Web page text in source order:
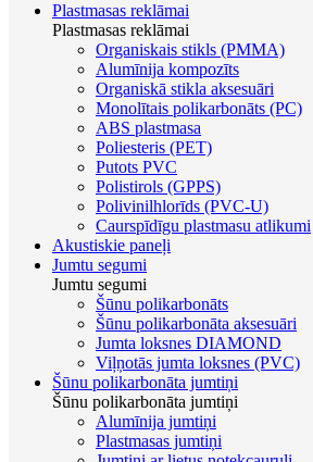
Plastmasas reklāmai
Plastmasas reklāmai
Organiskais stikls (PMMA)
Alumīnija kompozīts
Organiskā stikla aksesuāri
Monolītais polikarbonāts (PC)
ABS plastmasa
Poliesteris (PET)
Putots PVC
Polistirols (GPPS)
Polivinilhlorīds (PVC-U)
Caurspīdīgu plastmasu atlikumi
Akustiskie paneļi
Jumtu segumi
Jumtu segumi
Šūnu polikarbonāts
Šūnu polikarbonāta aksesuāri
Jumta loksnes DIAMOND
Viļņotās jumta loksnes (PVC)
Šūnu polikarbonāta jumtiņi
Šūnu polikarbonāta jumtiņi
Alumīnija jumtiņi
Plastmasas jumtiņi